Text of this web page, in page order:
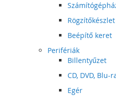
Rögzítőkészlet
Beépítő keret
Perifériák
Billentyűzet
CD, DVD, Blu-
Egér